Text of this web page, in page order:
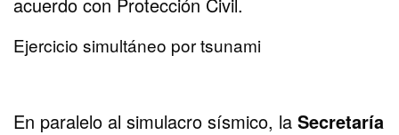
Ejercicio simultáneo por tsunami
En paralelo al simulacro sísmico, laSecretaría